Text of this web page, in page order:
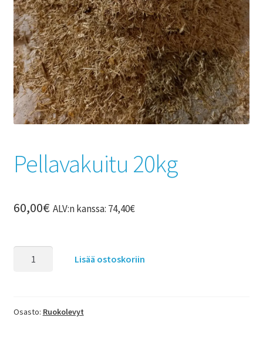
Pellavakuitu 20kg
60,00€ ALV:n kanssa: 74,40€
Lisää ostoskoriin
Osasto: Ruokolevyt